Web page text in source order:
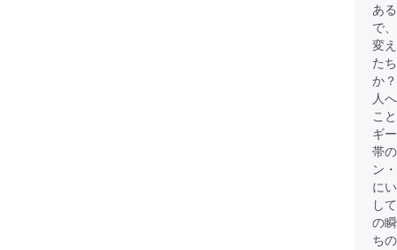
あ
で
変
た
か
人
こ
ギ
帯
ン
に
し
の
ち